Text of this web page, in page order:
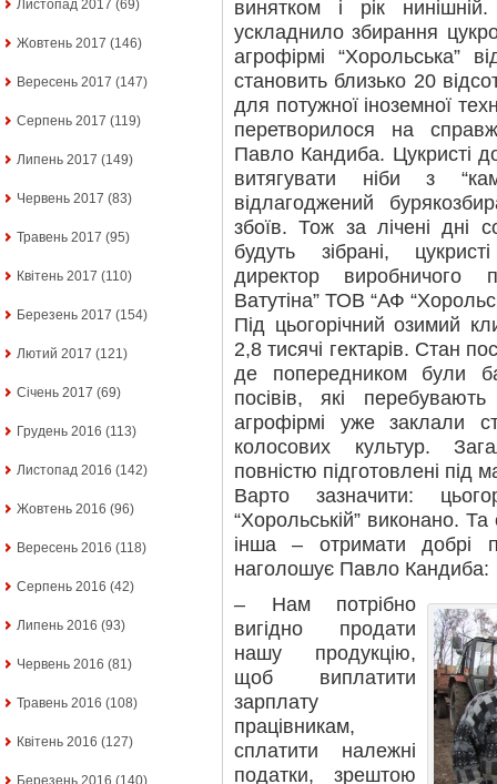
Листопад 2017 (69)
Жовтень 2017 (146)
Вересень 2017 (147)
Серпень 2017 (119)
Липень 2017 (149)
Червень 2017 (83)
Травень 2017 (95)
Квітень 2017 (110)
Березень 2017 (154)
Лютий 2017 (121)
Січень 2017 (69)
Грудень 2016 (113)
Листопад 2016 (142)
Жовтень 2016 (96)
Вересень 2016 (118)
Серпень 2016 (42)
Липень 2016 (93)
Червень 2016 (81)
Травень 2016 (108)
Квітень 2016 (127)
винятком і рік
ускладнило збирання
агрофірмі “Хорольська”
становить близько 20
для потужної іноземної
перетворилося на
Павло Кандиба. Цукристі
витягувати ніби з
відлагоджений
збоїв. Тож за лічені дні
будуть зібрані,
директор виробничого
Ватутіна” ТОВ “АФ
Під цьогорічний озимий
2,8 тисячі гектарів. Стан
де попередником були
посівів, які
агрофірмі уже заклали
колосових культур.
повністю підготовлені під
Варто зазначити:
“Хорольській” виконано.
інша – отримати добрі
наголошує Павло Кандиба:
– Нам потрібно
вигідно продати
нашу продукцію,
щоб виплатити
зарплату
працівникам,
сплатити належні
податки, зрештою